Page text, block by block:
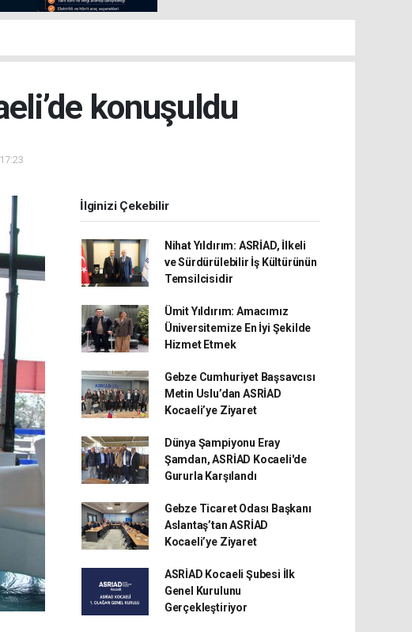
konuşuldu
İlginizi Çekebilir
Nihat Yıldırım: ASRİAD, İlkeli
ve Sürdürülebilir İş Kültürünün
Temsilcisidir
Ümit Yıldırım: Amacımız
Üniversitemize En İyi Şekilde
Hizmet Etmek
Gebze Cumhuriyet Başsavcısı
Metin Uslu’dan ASRİAD
Kocaeli’ye Ziyaret
Dünya Şampiyonu Eray
Şamdan, ASRİAD Kocaeli'de
Gururla Karşılandı
Gebze Ticaret Odası Başkanı
Aslantaş’tan ASRİAD
Kocaeli’ye Ziyaret
ASRİAD Kocaeli Şubesi İlk
Genel Kurulunu
Gerçekleştiriyor